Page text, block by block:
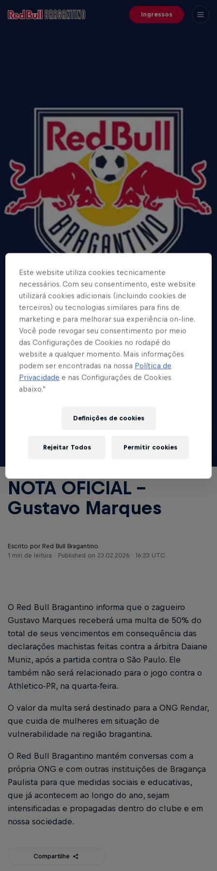
Ingressos
NOTA OFICIAL –
Gustavo Marques
Escrito por Red Bull Bragantino
1 min de leitura
Published on 23.02.2026 · 16:23 UTC
O Red Bull Bragantino informa que o zagueiro
Gustavo Marques receberá uma multa de 50% do
total de seus vencimentos em consequência das
declarações machistas feitas contra a árbitra Daiane
Muniz, após a partida contra o São Paulo. Ele
também não será relacionado para o jogo contra o
Athletico-PR, na quarta-feira.
O valor da multa será destinado para a ONG Rendar,
que cuida de mulheres em situação de
vulnerabilidade na região bragantina.
O Red Bull Bragantino mantém conversas com a
própria ONG e com outras instituições de Bragança
Paulista para que medidas sociais e educativas,
que já acontecem ao longo do ano, sejam
intensificadas e propagadas dentro do clube e em
nossa sociedade.
Compartilhe
Este website utiliza cookies tecnicamente
necessários. Com seu consentimento, este website
utilizará cookies adicionais (incluindo cookies de
terceiros) ou tecnologias similares para fins de
marketing e para melhorar sua experiência on-line.
Você pode revogar seu consentimento por meio
das Configurações de Cookies no rodapé do
website a qualquer momento. Mais informações
podem ser encontradas na nossa Política de
Privacidade e nas Configurações de Cookies
abaixo.”
Definições de cookies
Rejeitar Todos Permitir cookies